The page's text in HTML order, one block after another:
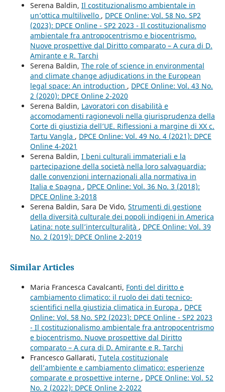
Serena Baldin, Il costituzionalismo ambientale in
un’ottica multilivello , DPCE Online: Vol. 58 No. SP2
(2023): DPCE Online - SP2 2023 - Il costituzionalismo
ambientale fra antropocentrismo e biocentrismo.
Nuove prospettive dal Diritto comparato – A cura di D.
Amirante e R. Tarchi
Serena Baldin, The role of science in environmental
and climate change adjudications in the European
legal space: An introduction , DPCE Online: Vol. 43 No.
2 (2020): DPCE Online 2-2020
Serena Baldin, Lavoratori con disabilità e
accomodamenti ragionevoli nella giurisprudenza della
Corte di giustizia dell’UE. Riflessioni a margine di XX c.
Tartu Vangla , DPCE Online: Vol. 49 No. 4 (2021): DPCE
Online 4-2021
Serena Baldin, I beni culturali immateriali e la
partecipazione della società nella loro salvaguardia:
dalle convenzioni internazionali alla normativa in
Italia e Spagna , DPCE Online: Vol. 36 No. 3 (2018):
DPCE Online 3-2018
Serena Baldin, Sara De Vido, Strumenti di gestione
della diversità culturale dei popoli indigeni in America
Latina: note sull’interculturalità , DPCE Online: Vol. 39
No. 2 (2019): DPCE Online 2-2019
Similar Articles
Maria Francesca Cavalcanti, Fonti del diritto e
cambiamento climatico: il ruolo dei dati tecnico-
scientifici nella giustizia climatica in Europa , DPCE
Online: Vol. 58 No. SP2 (2023): DPCE Online - SP2 2023
- Il costituzionalismo ambientale fra antropocentrismo
e biocentrismo. Nuove prospettive dal Diritto
comparato – A cura di D. Amirante e R. Tarchi
Francesco Gallarati, Tutela costituzionale
dell’ambiente e cambiamento climatico: esperienze
comparate e prospettive interne , DPCE Online: Vol. 52
No. 2 (2022): DPCE Online 2-2022